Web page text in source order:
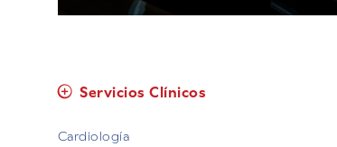
Servicios Clínicos
Cardiología